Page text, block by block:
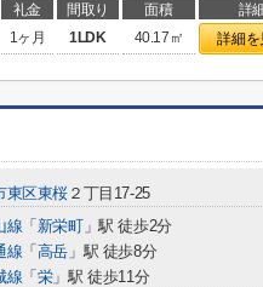
礼金 間取り 面積 詳
1ヶ月 1LDK 40.17㎡ 詳細を
東区東桜 ２丁目17-25
線 「 新栄町」駅 徒歩2分
線 「 高岳 」駅 徒歩8分
線 「 栄」駅 徒歩11分